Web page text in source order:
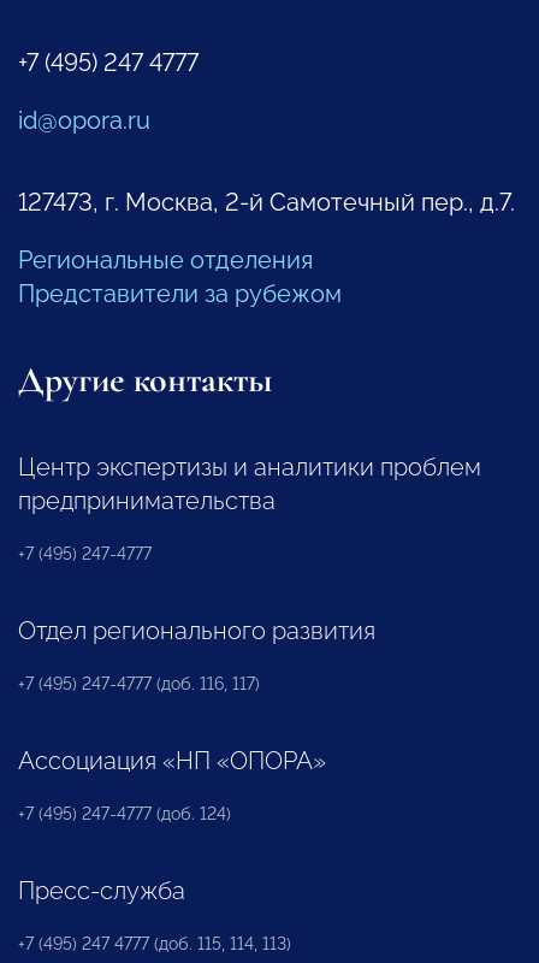
+7 (495) 247 4777
id@opora.ru
127473, г. Москва, 2-й Самотечный пер., д.7.
Региональные отделения
Представители за рубежом
Другие контакты
Центр экспертизы и аналитики проблем
предпринимательства
+7 (495) 247-4777
Отдел регионального развития
+7 (495) 247-4777 (доб. 116, 117)
Ассоциация «НП «ОПОРА»
+7 (495) 247-4777 (доб. 124)
Пресс-служба
+7 (495) 247 4777 (доб. 115, 114, 113)